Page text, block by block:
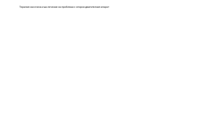
Tерапия насочена към лечение на проблеми с опорно-двигателния апарат